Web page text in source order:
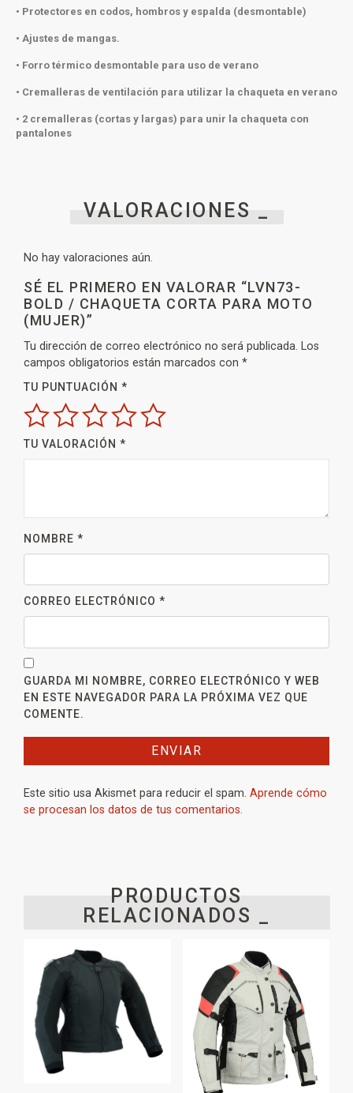
• Protectores en codos, hombros y espalda (desmontable)
• Ajustes de mangas.
• Forro térmico desmontable para uso de verano
• Cremalleras de ventilación para utilizar la chaqueta en verano
• 2 cremalleras (cortas y largas) para unir la chaqueta con
pantalones
VALORACIONES _
No hay valoraciones aún.
SÉ EL PRIMERO EN VALORAR “LVN73-
BOLD / CHAQUETA CORTA PARA MOTO
(MUJER)”
Tu dirección de correo electrónico no será publicada. Los
campos obligatorios están marcados con *
TU PUNTUACIÓN *
TU VALORACIÓN *
NOMBRE *
CORREO ELECTRÓNICO *
GUARDA MI NOMBRE, CORREO ELECTRÓNICO Y WEB
EN ESTE NAVEGADOR PARA LA PRÓXIMA VEZ QUE
COMENTE.
Este sitio usa Akismet para reducir el spam. Aprende cómo
se procesan los datos de tus comentarios.
PRODUCTOS
RELACIONADOS _